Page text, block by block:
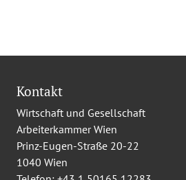
Kontakt
Wirtschaft und Gesellschaft
Arbeiterkammer Wien
Prinz-Eugen-Straße 20-22
1040 Wien